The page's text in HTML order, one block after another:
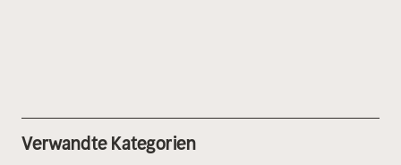
Verwandte Kategorien